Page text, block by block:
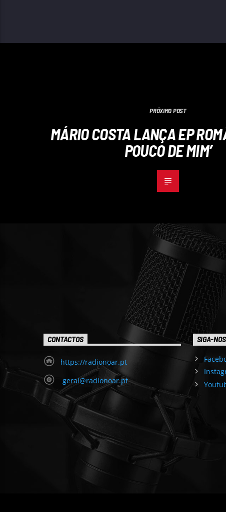
PRÓXIMO POST
MÁRIO COSTA LANÇA EP
POUCO DE MIM’
CONTACTOS
https://radionoar.pt
geral@radionoar.pt
SIGA-NOS